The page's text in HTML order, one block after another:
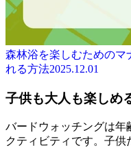
森林浴を楽しむためのマ
れる方法2025.12.01
子供も大人も楽しめ
バードウォッチングは年
クティビティです。子供